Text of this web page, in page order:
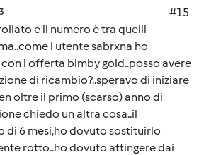
#15
e il numero è tra quelli
l utente sabrxna ho
l offerta bimby gold..posso avere
di ricambio?..speravo di iniziare
oltre il primo (scarso) anno di
chiedo un altra cosa..il
di 6 mesi,ho dovuto sostituirlo
rotto..ho dovuto attingere dai